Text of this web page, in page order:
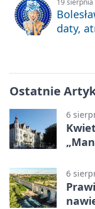
19
daty,
Ostatnie
6
6